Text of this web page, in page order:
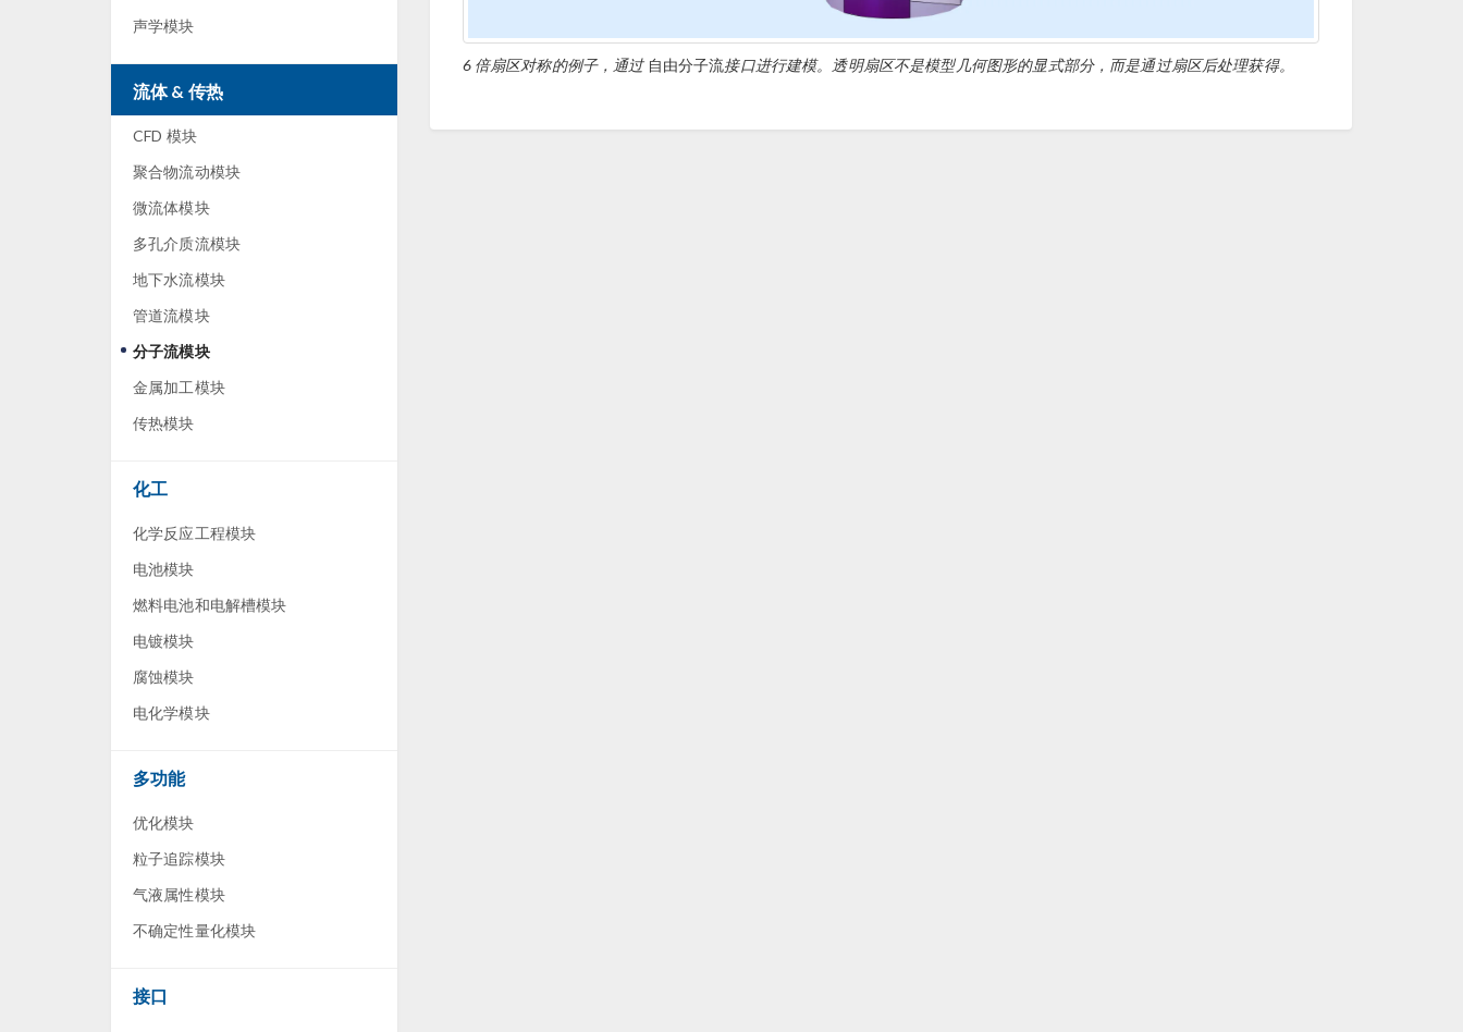
声学模块
流体 & 传热
CFD 模块
聚合物流动模块
微流体模块
多孔介质流模块
地下水流模块
管道流模块
分子流模块
金属加工模块
传热模块
化工
化学反应工程模块
电池模块
燃料电池和电解槽模块
电镀模块
腐蚀模块
电化学模块
多功能
优化模块
粒子追踪模块
气液属性模块
不确定性量化模块
接口
6 倍扇区对称的例子，通过 自由分子流接口进行建模。透明扇区不是模型几何图形的显式部分，而是通过扇区后处理获得。